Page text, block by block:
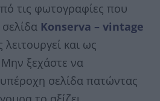
τις φωτογραφίες που
Konserva – vintage
και ως
ξεχάστε να
σελίδα πατώντας